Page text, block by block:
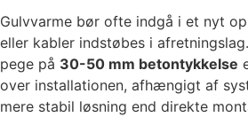
Gulvvarme bør ofte indgå i et nyt
eller kabler indstøbes i
pege på 30-50 mm betontykkelse
over installationen, afhængigt af
mere stabil løsning end direkte